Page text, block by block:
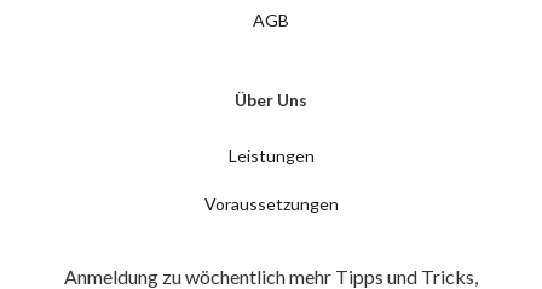
AGB
Über Uns
Leistungen
Voraussetzungen
Anmeldung zu wöchentlich mehr Tipps und Tricks,